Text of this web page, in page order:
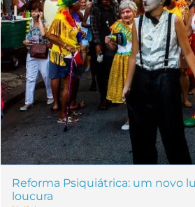
Reforma Psiquiátrica: um novo
loucura